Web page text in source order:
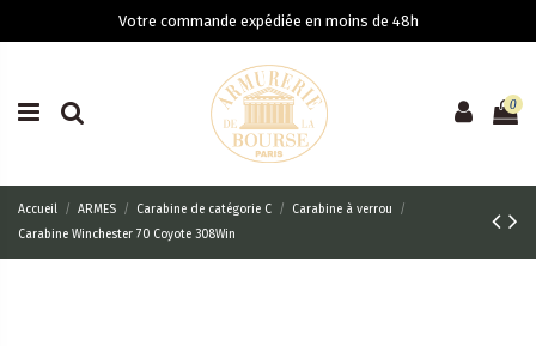
Votre commande expédiée en moins de 48h
0
Accueil ARMES Carabine de catégorie C
Carabine à verrou
Carabine Winchester 70 Coyote 308Win